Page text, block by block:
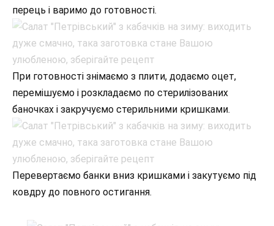
перець і варимо до готовності.
При готовності знімаємо з плити, додаємо оцет,
перемішуємо і розкладаємо по стерилізованих
баночках і закручуємо стерильними кришками.
Перевертаємо банки вниз кришками і закутуємо під
ковдру до повного остигання.